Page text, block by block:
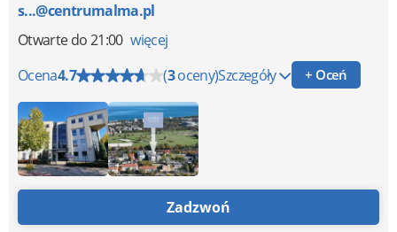
s...@centrumalma.pl
Otwartedo 21:00 więcej
Ocena4.7 (3oceny)Szczegóły + Oceń
Zadzwoń